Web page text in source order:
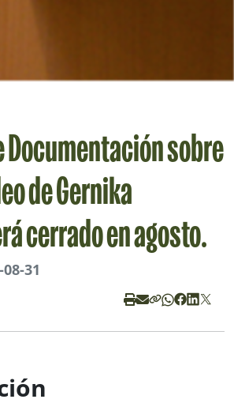
Documentación sobre
de Gernika
cerrado en agosto.
31